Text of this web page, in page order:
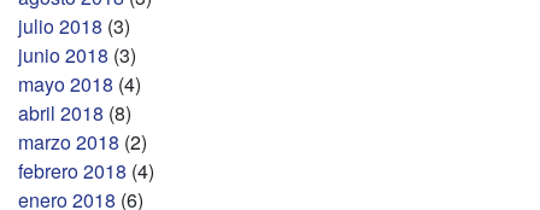
julio 2018 (3)
junio 2018 (3)
mayo 2018 (4)
abril 2018 (8)
marzo 2018 (2)
febrero 2018 (4)
enero 2018 (6)